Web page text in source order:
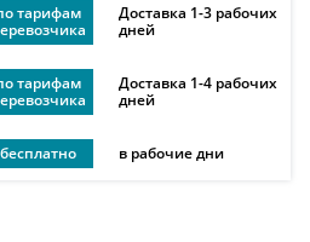
тарифам
Доставка 1-3 рабочих
дней
тарифам
Доставка 1-4 рабочих
дней
бесплатно в рабочие дни